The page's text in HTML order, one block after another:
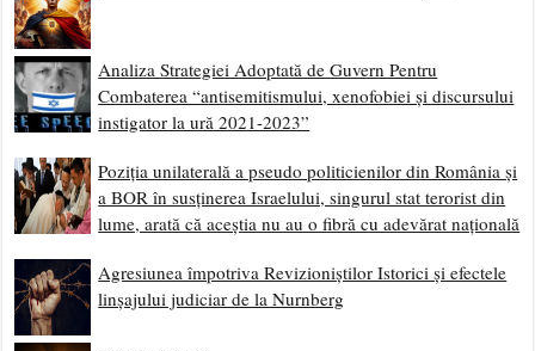
Analiza Strategiei Adoptată de Guvern Pentru
Combaterea “antisemitismului, xenofobiei și discursului
instigator la ură 2021-2023”
Poziția unilaterală a pseudo politicienilor din România și
a BOR în susținerea Israelului, singurul stat terorist din
lume, arată că aceștia nu au o fibră cu adevărat națională
Agresiunea împotriva Revizioniștilor Istorici și efectele
linșajului judiciar de la Nurnberg